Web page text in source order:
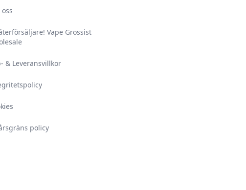
Vape Grossist
& Leveransvillkor
policy